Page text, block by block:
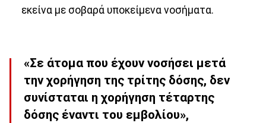
εκείνα με σοβαρά υποκείμενα νοσήματα.
«Σε άτομα που έχουν νοσήσει μετά
την χορήγηση της τρίτης δόσης, δεν
συνίσταται η χορήγηση τέταρτης
δόσης έναντι του εμβολίου»,